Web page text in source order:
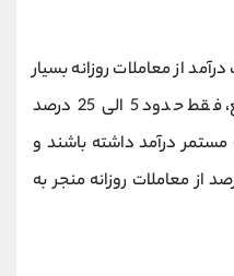
از معاملات روزانه بسیار
پایین می باشد. با توجه به منبع، فقط حدود 5 الی 25 درصد
درآمد داشته باشند و
می کند که حدود 95 درصد از معاملات روزانه منجر به